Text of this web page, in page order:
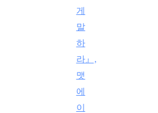
게
말
하
라』,
맷
에
이